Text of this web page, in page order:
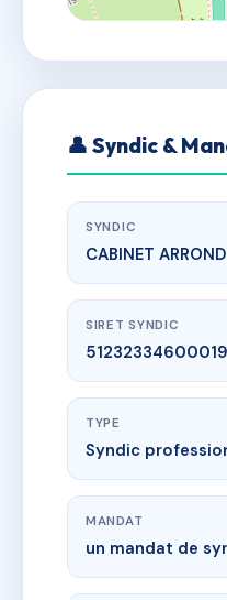
👤 Syndic &
SYNDIC
CABINET
SIRET SYNDIC
51232334600019
TYPE
Syndic
MANDAT
un mandat de